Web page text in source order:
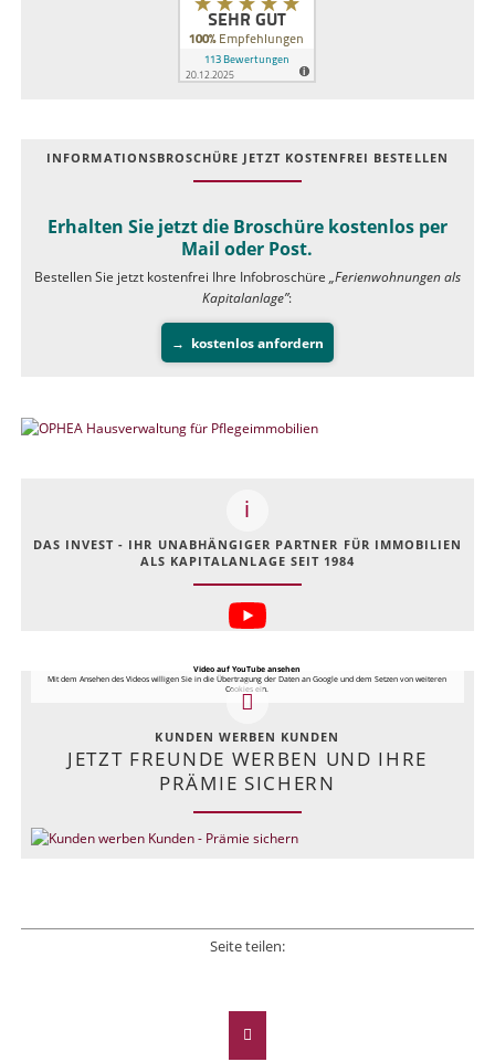
INFOR­MATIONS­BROSCHÜRE JETZT KOSTEN­FREI BESTELLEN
Erhalten Sie jetzt die Broschüre kostenlos per
Mail oder Post.
Bestellen Sie jetzt kostenfrei Ihre Infobroschüre „Ferienwohnungen als
Kapitalanlage”:
kostenlos anfordern
DAS INVEST - IHR UNABHÄNGIGER PARTNER FÜR IMMOBILIEN
ALS KAPITALANLAGE SEIT 1984
Video auf YouTube ansehen
Mit dem Ansehen des Videos willigen Sie in die Übertragung der Daten an Google und dem Setzen von weiteren
Cookies ein.
KUNDEN WERBEN KUNDEN
JETZT FREUNDE WERBEN UND IHRE
PRÄMIE SICHERN
Seite teilen: